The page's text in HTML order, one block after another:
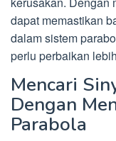
dapat memastikan
dalam sistem
perlu perbaikan
Mencari
Dengan
Parabola